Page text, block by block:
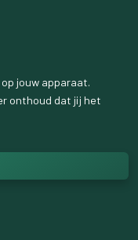
jouw apparaat.
onthoud dat jij het